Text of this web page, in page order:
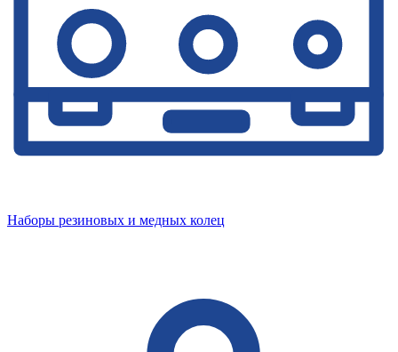
Наборы резиновых и медных колец